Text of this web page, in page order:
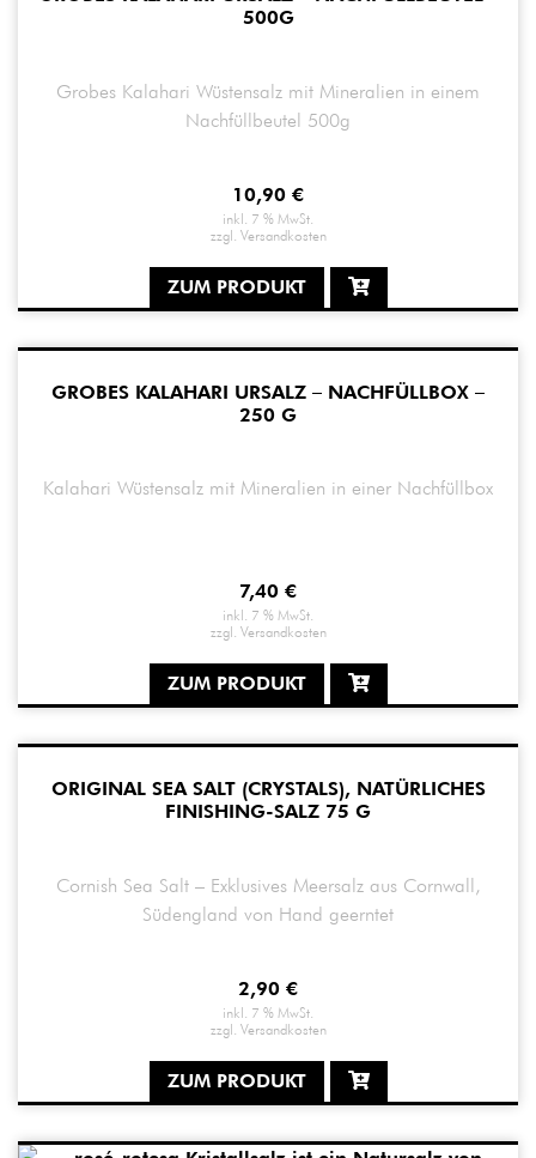
500G
Grobes Kalahari Wüstensalz mit Mineralien in einem
Nachfüllbeutel 500g
10,90 €
inkl. 7 % MwSt.
zzgl. Versandkosten
ZUM PRODUKT
GROBES KALAHARI URSALZ – NACHFÜLLBOX –
250 G
Kalahari Wüstensalz mit Mineralien in einer Nachfüllbox
7,40 €
inkl. 7 % MwSt.
zzgl. Versandkosten
ZUM PRODUKT
ORIGINAL SEA SALT (CRYSTALS), NATÜRLICHES
FINISHING-SALZ 75 G
Cornish Sea Salt – Exklusives Meersalz aus Cornwall,
Südengland von Hand geerntet
2,90 €
inkl. 7 % MwSt.
zzgl. Versandkosten
ZUM PRODUKT